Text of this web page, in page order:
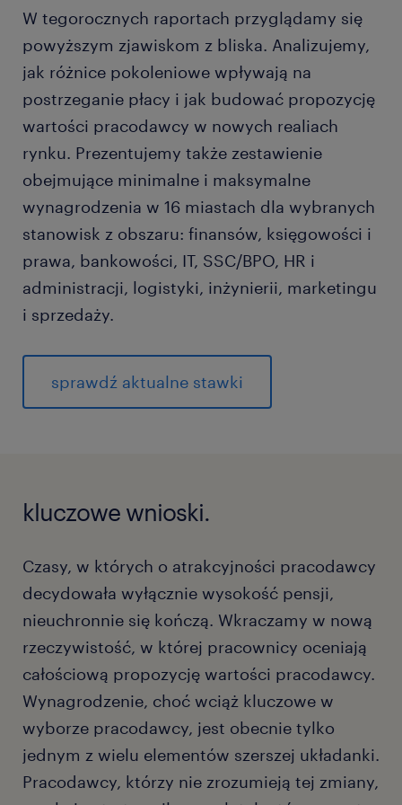
W tegorocznych raportach przyglądamy się
powyższym zjawiskom z bliska. Analizujemy,
jak różnice pokoleniowe wpływają na
postrzeganie płacy i jak budować propozycję
wartości pracodawcy w nowych realiach
rynku. Prezentujemy także zestawienie
obejmujące minimalne i maksymalne
wynagrodzenia w 16 miastach dla wybranych
stanowisk z obszaru: finansów, księgowości i
prawa, bankowości, IT, SSC/BPO, HR i
administracji, logistyki, inżynierii, marketingu
i sprzedaży.
sprawdź aktualne stawki
kluczowe wnioski.
Czasy, w których o atrakcyjności pracodawcy
decydowała wyłącznie wysokość pensji,
nieuchronnie się kończą. Wkraczamy w nową
rzeczywistość, w której pracownicy oceniają
całościową propozycję wartości pracodawcy.
Wynagrodzenie, choć wciąż kluczowe w
wyborze pracodawcy, jest obecnie tylko
jednym z wielu elementów szerszej układanki.
Pracodawcy, którzy nie zrozumieją tej zmiany,